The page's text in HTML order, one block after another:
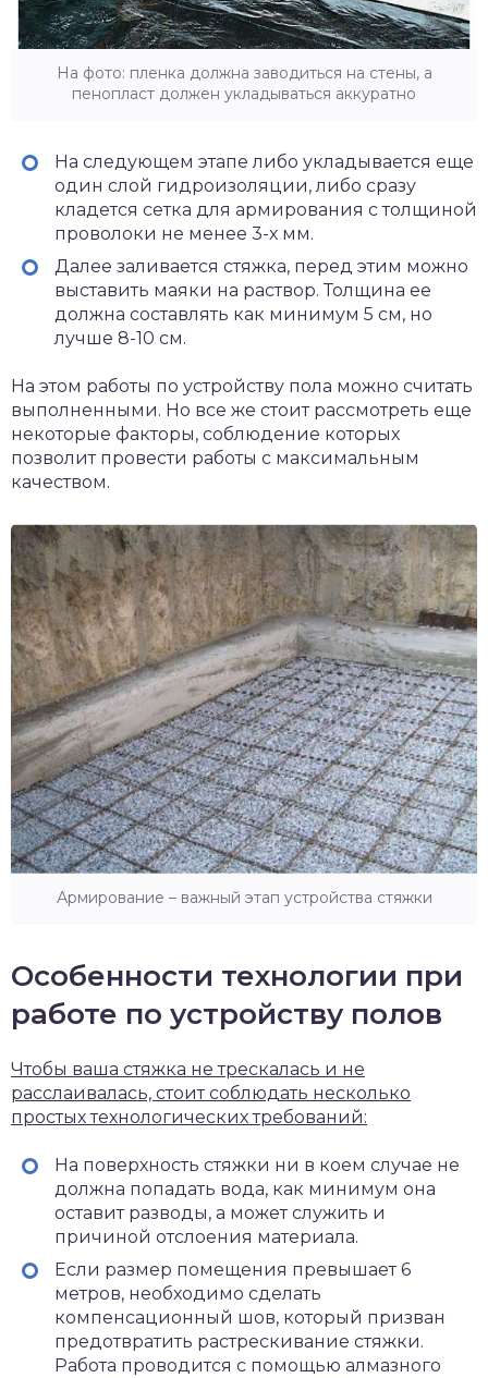
На фото: пленка должна заводиться на стены, а
пенопласт должен укладываться аккуратно
На следующем этапе либо укладывается еще
один слой гидроизоляции, либо сразу
кладется сетка для армирования с толщиной
проволоки не менее 3-х мм.
Далее заливается стяжка, перед этим можно
выставить маяки на раствор. Толщина ее
должна составлять как минимум 5 см, но
лучше 8-10 см.
На этом работы по устройству пола можно считать
выполненными. Но все же стоит рассмотреть еще
некоторые факторы, соблюдение которых
позволит провести работы с максимальным
качеством.
Армирование – важный этап устройства стяжки
Особенности технологии при
работе по устройству полов
Чтобы ваша стяжка не трескалась и не
расслаивалась, стоит соблюдать несколько
простых технологических требований:
На поверхность стяжки ни в коем случае не
должна попадать вода, как минимум она
оставит разводы, а может служить и
причиной отслоения материала.
Если размер помещения превышает 6
метров, необходимо сделать
компенсационный шов, который призван
предотвратить растрескивание стяжки.
Работа проводится с помощью алмазного